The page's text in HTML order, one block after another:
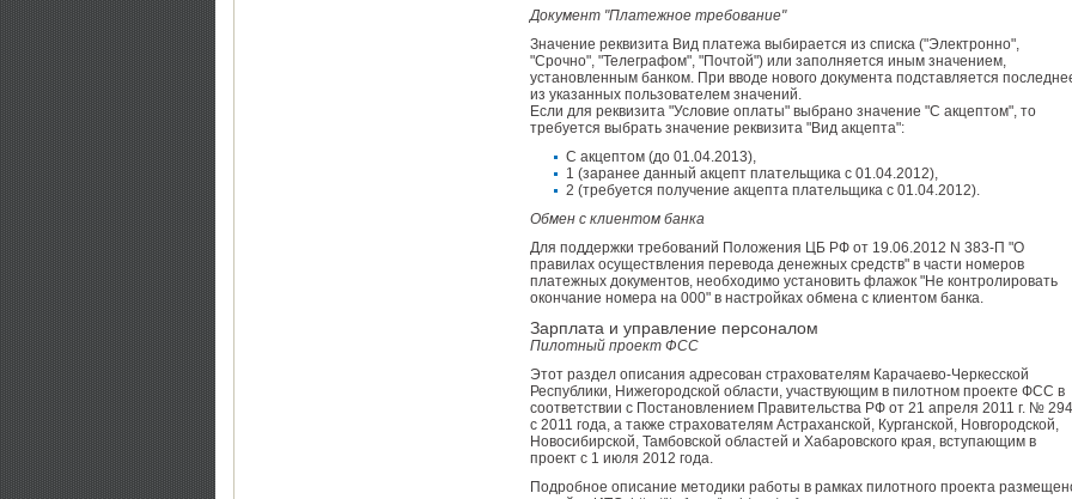
Документ "Платежное требование"
Значение реквизита Вид платежа выбирается из списка ("Электронно",
"Срочно", "Телеграфом", "Почтой") или заполняется иным значением,
установленным банком. При вводе нового документа подставляется
из указанных пользователем значений.
Если для реквизита "Условие оплаты" выбрано значение "С акцептом", то
требуется выбрать значение реквизита "Вид акцепта":
С акцептом (до 01.04.2013),
1 (заранее данный акцепт плательщика с 01.04.2012),
2 (требуется получение акцепта плательщика с 01.04.2012).
Обмен с клиентом банка
Для поддержки требований Положения ЦБ РФ от 19.06.2012 N 383-П "О
правилах осуществления перевода денежных средств" в части номеров
платежных документов, необходимо установить флажок "Не контролировать
окончание номера на 000" в настройках обмена с клиентом банка.
Зарплата и управление персоналом
Пилотный проект ФСС
Этот раздел описания адресован страхователям Карачаево-Черкесской
Республики, Нижегородской области, участвующим в пилотном проекте ФСС в
соответствии с Постановлением Правительства РФ от 21 апреля 2011 г. № 294
с 2011 года, а также страхователям Астраханской, Курганской, Новгородской,
Новосибирской, Тамбовской областей и Хабаровского края, вступающим в
проект с 1 июля 2012 года.
Подробное описание методики работы в рамках пилотного проекта